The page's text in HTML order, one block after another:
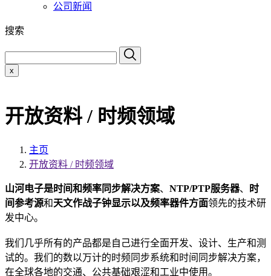
公司新闻
搜索
x
开放资料 / 时频领域
主页
开放资料 / 时频领域
山河电子是时间和频率同步解决方案、 NTP/PTP服务器、
时
间参考源和天文作战子钟显示以及频率器件方面领先的技术研
发中心。
我们几乎所有的产品都是自己进行全面开发、设计、生产和测
试的。我们的数以万计的时频同步系统和时间同步解决方案，
在全球各地的交通、公共基础艰涩和工业中使用。